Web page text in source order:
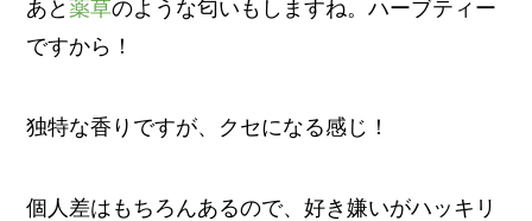
あと薬草のような匂いもしますね。ハーブティー
ですから！
独特な香りですが、クセになる感じ！
個人差はもちろんあるので、好き嫌いがハッキリ